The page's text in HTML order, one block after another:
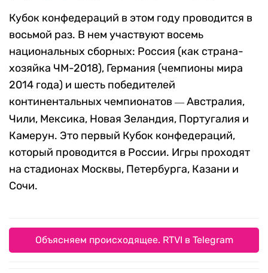
Кубок конфедераций в этом году проводится в
восьмой раз. В нем участвуют восемь
национальных сборных: Россия (как страна-
хозяйка ЧМ-2018), Германия (чемпионы мира
2014 года) и шесть победителей
континентальных чемпионатов — Австралия,
Чили, Мексика, Новая Зеландия, Португалия и
Камерун. Это первый Кубок конфедераций,
который проводится в России. Игры проходят
на стадионах Москвы, Петербурга, Казани и
Сочи.
Объясняем происходящее. RTVI в Telegram